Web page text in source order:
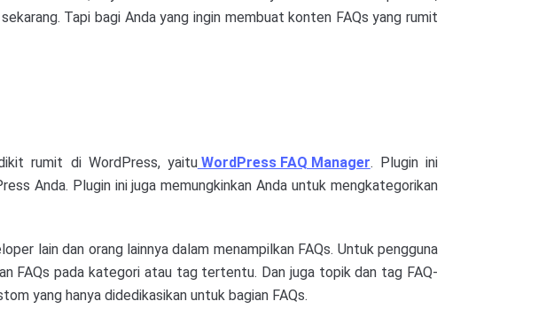
Tapi bagi Anda yang ingin membuat konten FAQs yang rumit
rumit di WordPress, yaituWordPress FAQ Manager. Plugin ini
Anda. Plugin ini juga memungkinkan Anda untuk mengkategorikan
lain dan orang lainnya dalam menampilkan FAQs. Untuk pengguna
FAQs pada kategori atau tag tertentu. Dan juga topik dan tag FAQ-
yang hanya didedikasikan untuk bagian FAQs.